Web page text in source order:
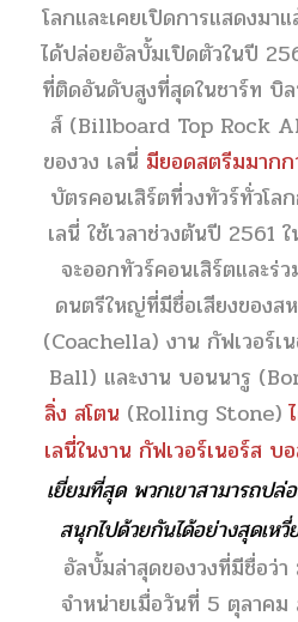
โลกและเคยเปิดการแสดงมา
ได้ปล่อยอัลบั้มเปิดตัวในปี
ที่ติดอันดับสูงที่สุดในชาร์ท บิ
ส์ (Billboard Top Rock
ของวง เลนี่ มียอดสตรีมมาก
บัตรคอนเสิร์ตที่วงทัวร์ทั่วโล
เลนี่ ใช้เวลาช่วงต้นปี 2561
จะออกทัวร์คอนเสิร์ตและร่
ดนตรีใหญ่ที่มีชื่อเสียงของส
(Coachella) งาน กัฟเวอร์เ
Ball) และงาน บอนนารู
ลิ่ง สโตน (Rolling Stone)
เลนี่ในงาน กัฟเวอร์เนอร์ส บ
เยี่ยมที่สุด พวกเขาสามารถป
สนุกไปด้วยกันได้อย่างสุดเหวี่
อัลบั้มล่าสุดของวงที่มีชื่อว่
จำหน่ายเมื่อวันที่ 5 ตุลาคม